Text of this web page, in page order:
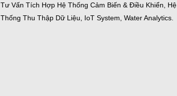
Tư Vấn Tích Hợp Hệ Thống Cảm Biến & Điều Khiển, Hệ
Thống Thu Thập Dữ Liệu, IoT System, Water Analytics.